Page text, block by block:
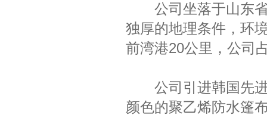
公司坐落于山东省
独厚的地理条件，环
前湾港20公里，公司
公司引进韩国先进
颜色的聚乙烯防水篷